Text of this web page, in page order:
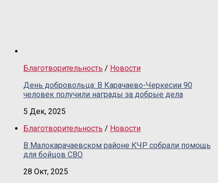
Благотворительность / Новости
День добровольца: В Карачаево-Черкесии 90
человек получили награды за добрые дела
5 Дек, 2025
Благотворительность / Новости
В Малокарачаевском районе КЧР собрали помощь
для бойцов СВО
28 Окт, 2025